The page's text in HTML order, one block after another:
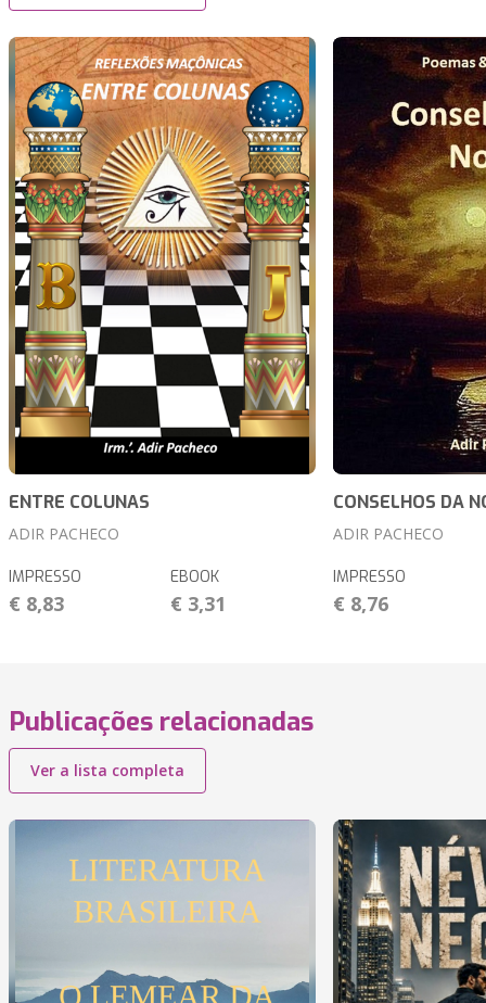
ENTRE COLUNAS
ADIR PACHECO
IMPRESSO
€ 8,83
EBOOK
€ 3,31
CONSELHOS DA
ADIR PACHECO
IMPRESSO
€ 8,76
Publicações relacionadas
Ver a lista completa